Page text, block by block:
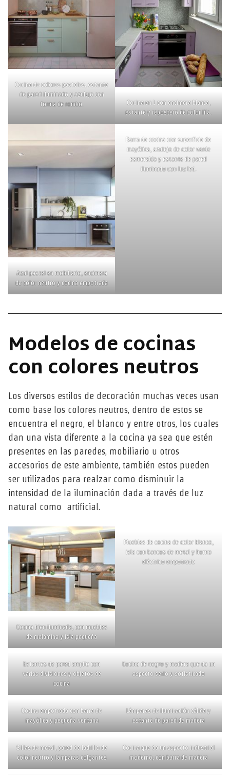
Cocina de colores pasteles, estante
de pared iluminado y azulejo con
forma de rombo.
Cocina en L con encimera blanca,
estante y repostero de color lila.
Azul pastel en mobiliario, encimera
de color neutro y cocina empotrada
Barra de cocina con superficie de
mayólica, azulejo de color verde
esmeralda y estante de pared
iluminado con luz led.
Modelos de cocinas
con colores neutros
Los diversos estilos de decoración muchas veces usan
como base los colores neutros, dentro de estos se
encuentra el negro, el blanco y entre otros, los cuales
dan una vista diferente a la cocina ya sea que estén
presentes en las paredes, mobiliario u otros
accesorios de este ambiente, también estos pueden
ser utilizados para realzar como disminuir la
intensidad de la iluminación dada a través de luz
natural como artificial.
Cocina bien iluminada, con muebles
de melamina y isla pequeña
Muebles de cocina de color blanco,
isla con bancos de metal y horno
eléctrico empotrado
Estantes de pared amplio con
varias divisiones y objetos de
cocina
Cocina de negro y madera que da un
aspecto serio y sofisticado
Cocina empotrada con barra de
mayólica y pequeña ventana
Lámparas de iluminación cálida y
estante de pared de madera
Sillas de metal, pared de ladrillo de
color neutro y lámparas colgantes
Cocina que da un aspecto industrial
moderno, con barra de madera